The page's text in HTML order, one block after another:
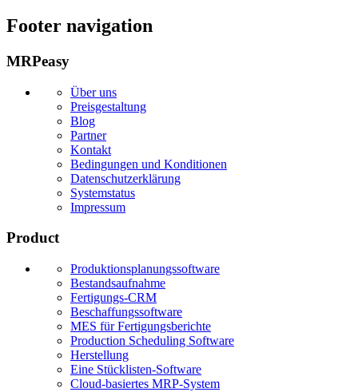
Footer navigation
MRPeasy
Über uns
Preisgestaltung
Blog
Partner
Kontakt
Bedingungen und Konditionen
Datenschutzerklärung
Systemstatus
Impressum
Product
Produktionsplanungssoftware
Bestandsaufnahme
Fertigungs-CRM
Beschaffungssoftware
MES für Fertigungsberichte
Production Scheduling Software
Herstellung
Eine Stücklisten-Software
Cloud-basiertes MRP-System